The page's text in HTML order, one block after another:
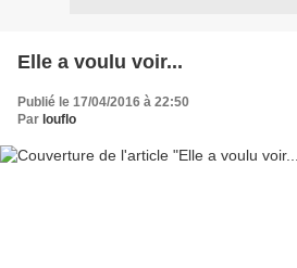
Elle a voulu voir...
Publié le 17/04/2016 à 22:50
Par louflo